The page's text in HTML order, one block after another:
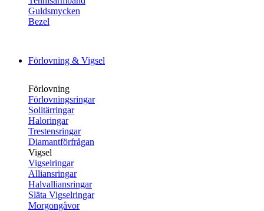
Guldsmycken
Bezel
Förlovning & Vigsel
Förlovning
Förlovningsringar
Solitärringar
Haloringar
Trestensringar
Diamantförfrågan
Vigsel
Vigselringar
Alliansringar
Halvalliansringar
Släta Vigselringar
Morgongåvor